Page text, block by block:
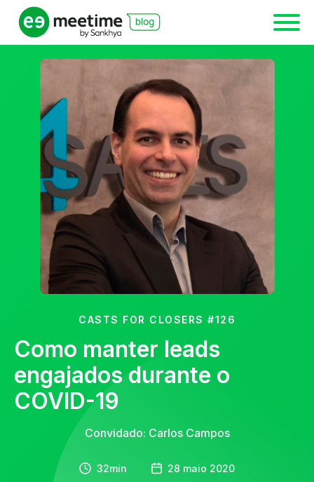
CASTS FOR CLOSERS #126
Como manter leads
engajados durante o
COVID-19
Convidado: Carlos Campos
32min 28 maio 2020